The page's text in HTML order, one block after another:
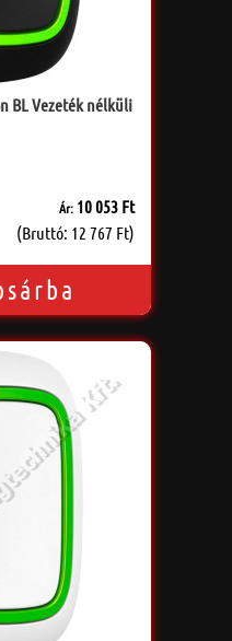
BL Vezeték nélküli
Ár: 10 053 Ft
(Bruttó: 12 767 Ft)